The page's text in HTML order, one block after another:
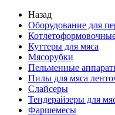
Назад
Оборудование для
Куттеры для мяса
Мясорубки
Пельменные
Пилы для мяса
Слайсеры
Тендерайзеры для
Фаршемесы